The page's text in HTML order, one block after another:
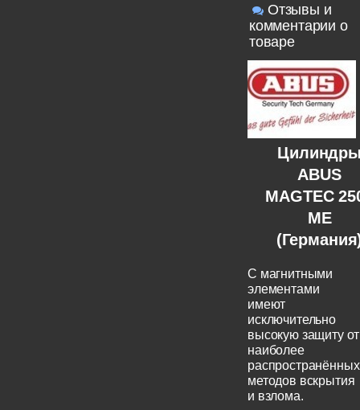
Отзывы и
комментарии о
товаре
ABUS
MAGTEC
ME
C магнитными
элементами
имеют
исключительно
высокую защиту от
наиболее
распространённых
методов вскрытия
и взлома.